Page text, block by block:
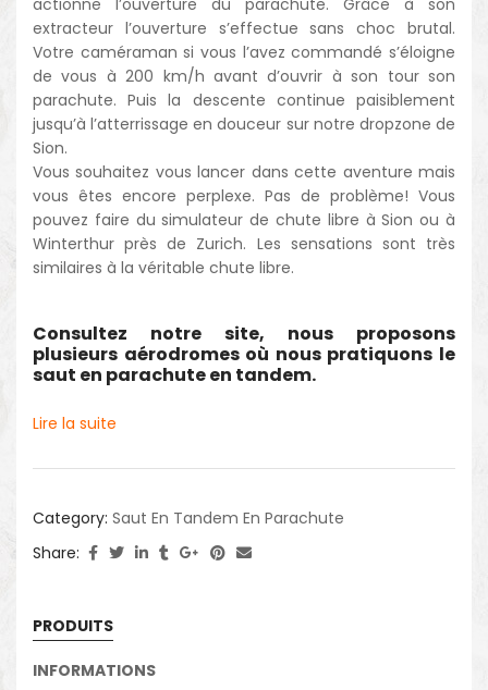
extracteur l’ouverture s’effectue sans choc brutal.
Votre caméraman si vous l’avez commandé s’éloigne
de vous à 200 km/h avant d’ouvrir à son tour son
parachute. Puis la descente continue paisiblement
jusqu’à l’atterrissage en douceur sur notre dropzone de
Sion.
Vous souhaitez vous lancer dans cette aventure mais
vous êtes encore perplexe. Pas de problème! Vous
pouvez faire du simulateur de chute libre à Sion ou à
Winterthur près de Zurich. Les sensations sont très
similaires à la véritable chute libre.
Consultez notre site, nous proposons
plusieurs aérodromes où nous pratiquons le
saut en parachute en tandem.
Lire la suite
Category: Saut En Tandem En Parachute
Share:
PRODUITS
INFORMATIONS